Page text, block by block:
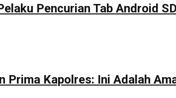
Pencurian Tab Android
Prima Kapolres: Ini Adalah